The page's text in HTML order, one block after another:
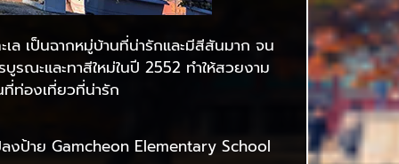
ล เป็นฉากหมู่บ้านที่น่ารักและมีสีสันมาก จน
รณะและทาสีใหม่ในปี 2552 ทำให้สวยงาม
ท่องเที่ยวที่น่ารัก
งป้าย Gamcheon Elementary School